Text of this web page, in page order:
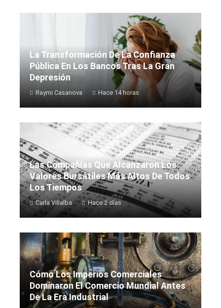
La Transformación De La Confianza
Pública En Los Bancos Tras La Gran
Depresión
Raymi Casanova Hace 14 horas
Las Compañías Que Alcanzaron Los
Valores Bursátiles Más Altos De Todos
Los Tiempos
Carla Villalba Hace 2 días
Cómo Los Imperios Comerciales
Dominaron El Comercio Mundial Antes
De La Era Industrial